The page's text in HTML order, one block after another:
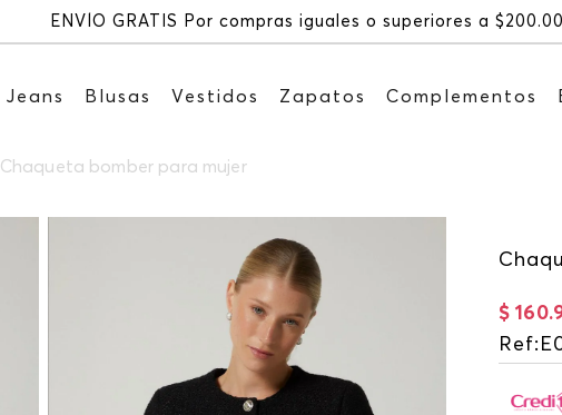
Recibe: 15%OFF suscribiéndote a
Jeans Blusas Vestidos Zapatos Complementos
Chaqueta bomber para mujer
$ 160.
Ref: